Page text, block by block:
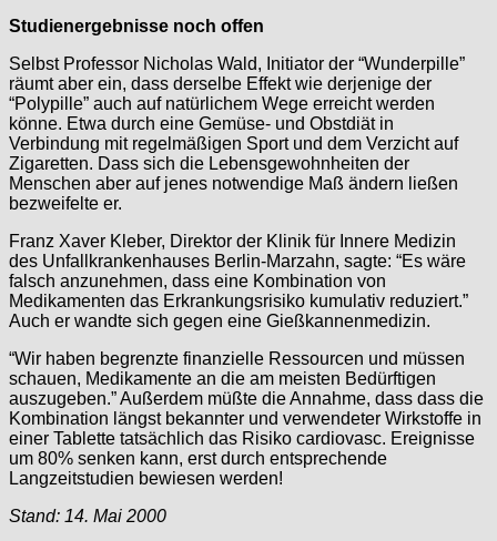
Studienergebnisse noch offen
Selbst Professor Nicholas Wald, Initiator der “Wunderpille”
räumt aber ein, dass derselbe Effekt wie derjenige der
“Polypille” auch auf natürlichem Wege erreicht werden
könne. Etwa durch eine Gemüse- und Obstdiät in
Verbindung mit regelmäßigen Sport und dem Verzicht auf
Zigaretten. Dass sich die Lebensgewohnheiten der
Menschen aber auf jenes notwendige Maß ändern ließen
bezweifelte er.
Franz Xaver Kleber, Direktor der Klinik für Innere Medizin
des Unfallkrankenhauses Berlin-Marzahn, sagte: “Es wäre
falsch anzunehmen, dass eine Kombination von
Medikamenten das Erkrankungsrisiko kumulativ reduziert.”
Auch er wandte sich gegen eine Gießkannenmedizin.
“Wir haben begrenzte finanzielle Ressourcen und müssen
schauen, Medikamente an die am meisten Bedürftigen
auszugeben.” Außerdem müßte die Annahme, dass dass die
Kombination längst bekannter und verwendeter Wirkstoffe in
einer Tablette tatsächlich das Risiko cardiovasc. Ereignisse
um 80% senken kann, erst durch entsprechende
Langzeitstudien bewiesen werden!
Stand: 14. Mai 2000